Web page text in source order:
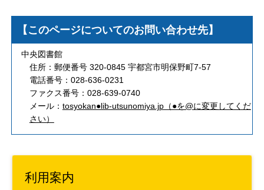
【このページについてのお問い合わせ先】
中央図書館
住所：郵便番号 320-0845 宇都宮市明保野町7-57
電話番号：028-636-0231
ファクス番号：028-639-0740
メール： tosyokan●lib-utsunomiya.jp（●を@に変更してくだ
さい）
利用案内